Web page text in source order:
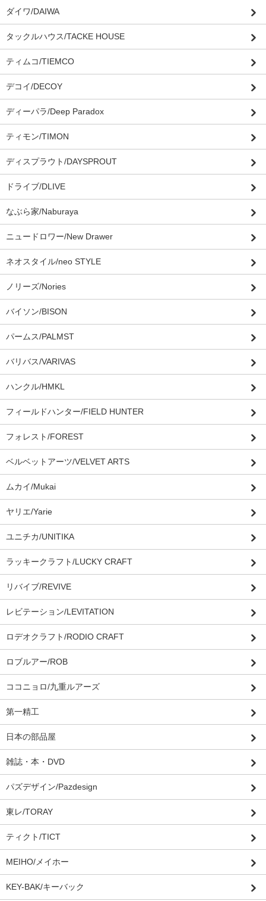
ダイワ/DAIWA
タックルハウス/TACKE HOUSE
ティムコ/TIEMCO
デコイ/DECOY
ディーパラ/Deep Paradox
ティモン/TIMON
ディスプラウト/DAYSPROUT
ドライブ/DLIVE
なぶら家/Naburaya
ニュードロワー/New Drawer
ネオスタイル/neo STYLE
ノリーズ/Nories
バイソン/BISON
パームス/PALMST
バリバス/VARIVAS
ハンクル/HMKL
フィールドハンター/FIELD HUNTER
フォレスト/FOREST
ベルベットアーツ/VELVET ARTS
ムカイ/Mukai
ヤリエ/Yarie
ユニチカ/UNITIKA
ラッキークラフト/LUCKY CRAFT
リバイブ/REVIVE
レビテーション/LEVITATION
ロデオクラフト/RODIO CRAFT
ロブルアー/ROB
ココニョロ/九重ルアーズ
第一精工
日本の部品屋
雑誌・本・DVD
パズデザイン/Pazdesign
東レ/TORAY
ティクト/TICT
MEIHO/メイホー
KEY-BAK/キーバック